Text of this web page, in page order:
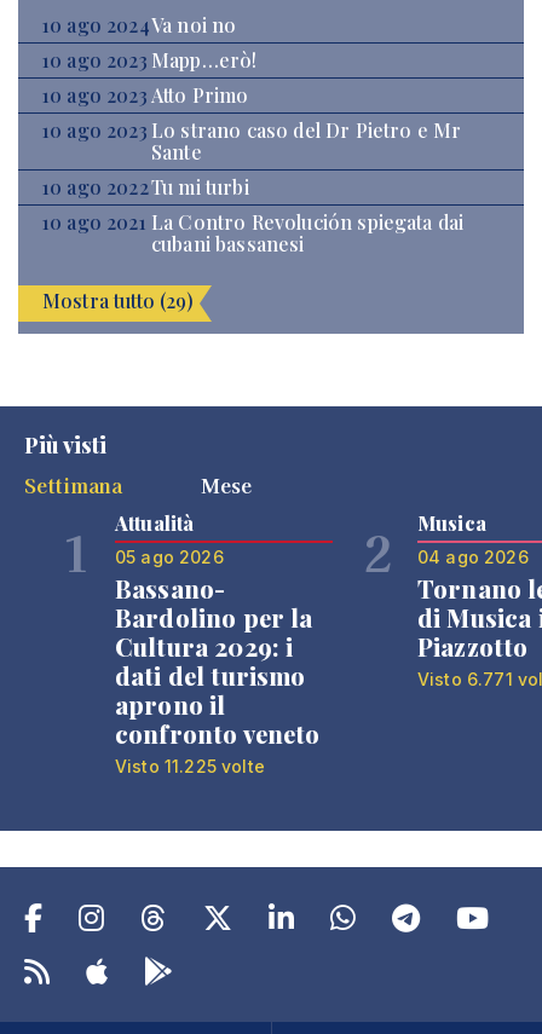
10 ago 2024Va noi no
10 ago 2023 Mapp…erò!
10 ago 2023 Atto Primo
10 ago 2023 Lo strano caso del Dr Pietro e Mr
Sante
10 ago 2022Tu mi turbi
10 ago 2021 La Contro Revolución spiegata dai
cubani bassanesi
Mostra tutto (29)
Più visti
Settimana
Mese
1 Attualità
05 ago 2026
Bassano-
Bardolino per la
Cultura 2029: i
dati del turismo
aprono il
confronto veneto
Visto 11.225 volte
2 Musica
04 ago 2026
Tornano
di Musica
Piazzotto
Visto 6.771